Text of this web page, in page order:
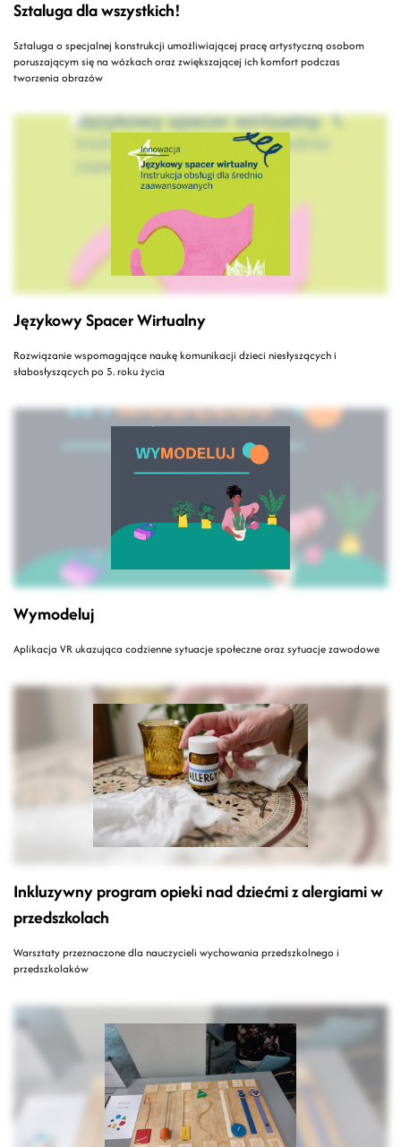
Sztaluga dla wszystkich!
Sztaluga o specjalnej konstrukcji umożliwiającej pracę artystyczną osobom
poruszającym się na wózkach oraz zwiększającej ich komfort podczas
tworzenia obrazów
Językowy Spacer Wirtualny
Rozwiązanie wspomagające naukę komunikacji dzieci niesłyszących i
słabosłyszących po 5. roku życia
Wymodeluj
Aplikacja VR ukazująca codzienne sytuacje społeczne oraz sytuacje zawodowe
Inkluzywny program opieki nad dziećmi z alergiami w
przedszkolach
Warsztaty przeznaczone dla nauczycieli wychowania przedszkolnego i
przedszkolaków